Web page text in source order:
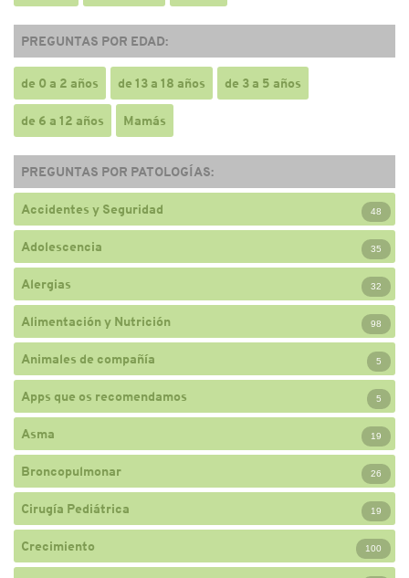
PREGUNTAS POR EDAD:
de 0 a 2 años de 13 a 18 años de 3 a 5 años
de 6 a 12 años Mamás
PREGUNTAS POR PATOLOGÍAS:
Accidentes y Seguridad 48
Adolescencia 35
Alergias 32
Alimentación y Nutrición 98
Animales de compañía 5
Apps que os recomendamos 5
Asma 19
Broncopulmonar 26
Cirugía Pediátrica 19
Crecimiento 100